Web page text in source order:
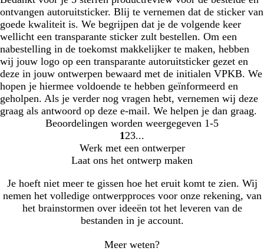
ontvangen autoruitsticker. Blij te vernemen dat de sticker van
goede kwaliteit is. We begrijpen dat je de volgende keer
wellicht een transparante sticker zult bestellen. Om een
nabestelling in de toekomst makkelijker te maken, hebben
wij jouw logo op een transparante autoruitsticker gezet en
deze in jouw ontwerpen bewaard met de initialen VPKB. We
hopen je hiermee voldoende te hebben geïnformeerd en
geholpen. Als je verder nog vragen hebt, vernemen wij deze
graag als antwoord op deze e-mail. We helpen je dan graag.
Beoordelingen worden weergegeven 1-5
Naar
pagina
1 Naar
pagina
2 Naar
pagina
3
Werk met een ontwerper
Laat ons het ontwerp maken
Je hoeft niet meer te gissen hoe het eruit komt te zien. Wij
nemen het volledige ontwerpproces voor onze rekening, van
het brainstormen over ideeën tot het leveren van de
bestanden in je account.
Meer weten?